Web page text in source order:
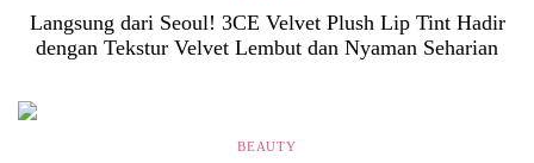
Langsung dari Seoul! 3CE Velvet Plush Lip Tint Hadir
dengan Tekstur Velvet Lembut dan Nyaman Seharian
BEAUTY